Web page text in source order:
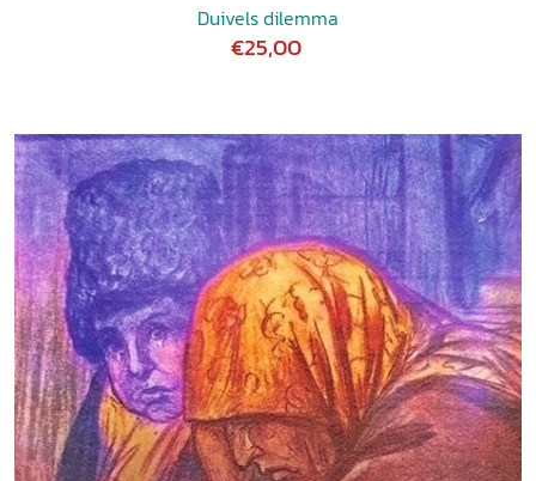
Duivels dilemma
€25,00